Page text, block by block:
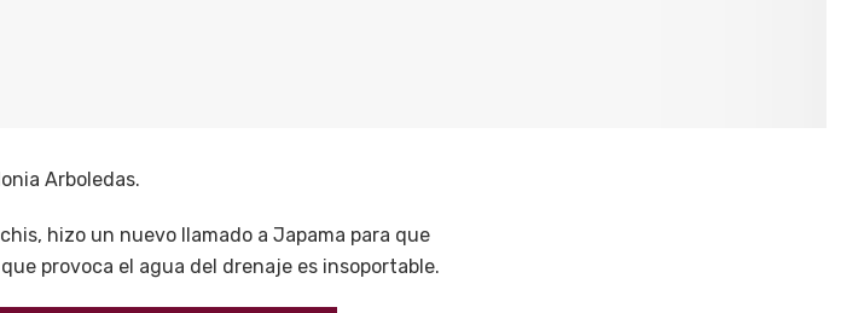
Arboledas.
hizo un nuevo llamado a Japama para que
provoca el agua del drenaje es insoportable.